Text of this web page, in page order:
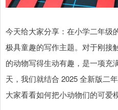
今天给大家分享：在小学二年级
极具童趣的写作主题。对于刚接
的动物写得生动有趣，是一项充
天，我们就结合 2025 全新版二
大家看看如何把小动物们的可爱